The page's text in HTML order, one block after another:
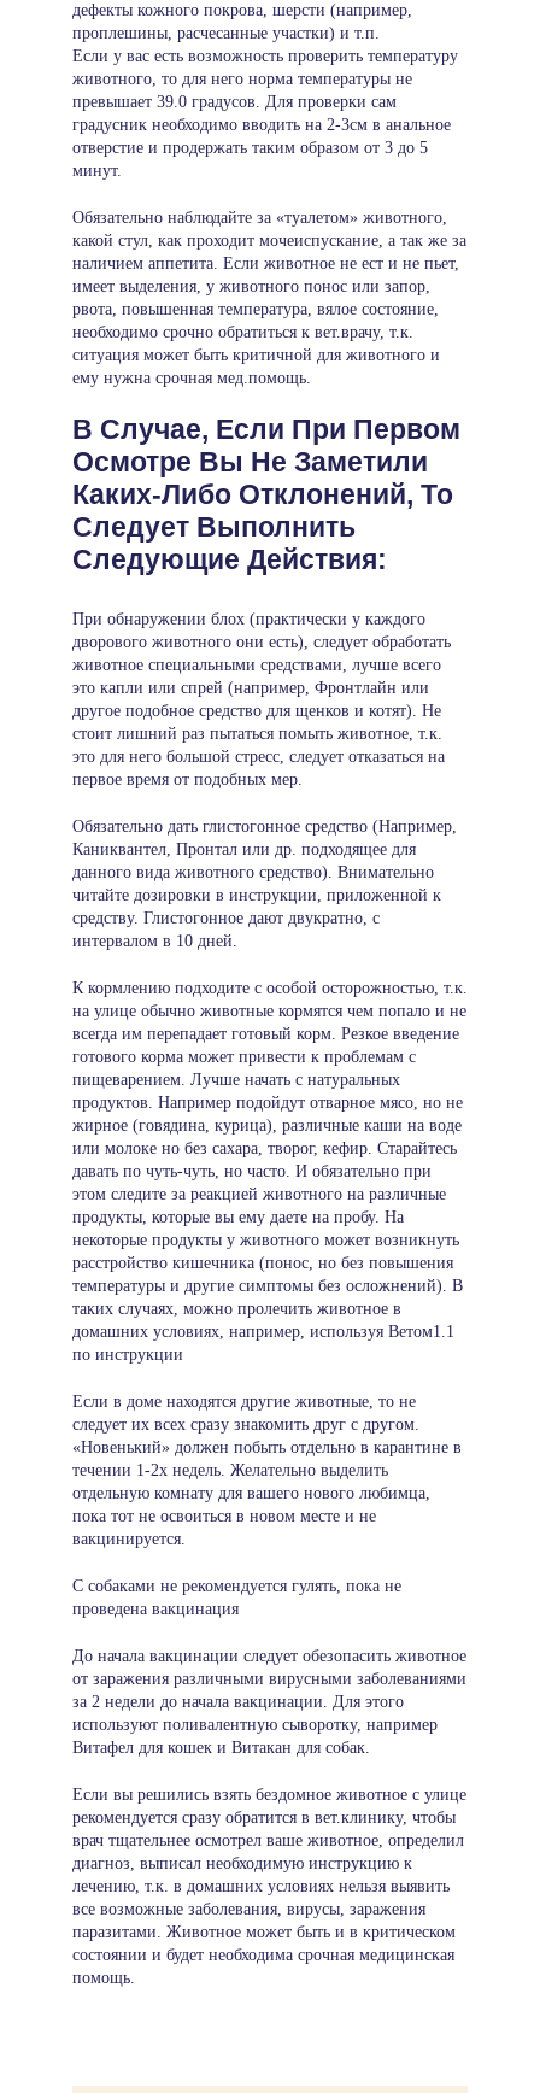
дефекты кожного покрова, шерсти (например,
проплешины, расчесанные участки) и т.п.
Если у вас есть возможность проверить температуру
животного, то для него норма температуры не
превышает 39.0 градусов. Для проверки сам
градусник необходимо вводить на 2-3см в анальное
отверстие и продержать таким образом от 3 до 5
минут.
Обязательно наблюдайте за «туалетом» животного,
какой стул, как проходит мочеиспускание, а так же за
наличием аппетита. Если животное не ест и не пьет,
имеет выделения, у животного понос или запор,
рвота, повышенная температура, вялое состояние,
необходимо срочно обратиться к вет.врачу, т.к.
ситуация может быть критичной для животного и
ему нужна срочная мед.помощь.
В Случае, Если При Первом
Осмотре Вы Не Заметили
Каких-Либо Отклонений, То
Следует Выполнить
Следующие Действия:
При обнаружении блох (практически у каждого
дворового животного они есть), следует обработать
животное специальными средствами, лучше всего
это капли или спрей (например, Фронтлайн или
другое подобное средство для щенков и котят). Не
стоит лишний раз пытаться помыть животное, т.к.
это для него большой стресс, следует отказаться на
первое время от подобных мер.
Обязательно дать глистогонное средство (Например,
Каниквантел, Пронтал или др. подходящее для
данного вида животного средство). Внимательно
читайте дозировки в инструкции, приложенной к
средству. Глистогонное дают двукратно, с
интервалом в 10 дней.
К кормлению подходите с особой осторожностью, т.к.
на улице обычно животные кормятся чем попало и не
всегда им перепадает готовый корм. Резкое введение
готового корма может привести к проблемам с
пищеварением. Лучше начать с натуральных
продуктов. Например подойдут отварное мясо, но не
жирное (говядина, курица), различные каши на воде
или молоке но без сахара, творог, кефир. Старайтесь
давать по чуть-чуть, но часто. И обязательно при
этом следите за реакцией животного на различные
продукты, которые вы ему даете на пробу. На
некоторые продукты у животного может возникнуть
расстройство кишечника (понос, но без повышения
температуры и другие симптомы без осложнений). В
таких случаях, можно пролечить животное в
домашних условиях, например, используя Ветом1.1
по инструкции
Если в доме находятся другие животные, то не
следует их всех сразу знакомить друг с другом.
«Новенький» должен побыть отдельно в карантине в
течении 1-2х недель. Желательно выделить
отдельную комнату для вашего нового любимца,
пока тот не освоиться в новом месте и не
вакцинируется.
С собаками не рекомендуется гулять, пока не
проведена вакцинация
До начала вакцинации следует обезопасить животное
от заражения различными вирусными заболеваниями
за 2 недели до начала вакцинации. Для этого
используют поливалентную сыворотку, например
Витафел для кошек и Витакан для собак.
Если вы решились взять бездомное животное с улице
рекомендуется сразу обратится в вет.клинику, чтобы
врач тщательнее осмотрел ваше животное, определил
диагноз, выписал необходимую инструкцию к
лечению, т.к. в домашних условиях нельзя выявить
все возможные заболевания, вирусы, заражения
паразитами. Животное может быть и в критическом
состоянии и будет необходима срочная медицинская
помощь.